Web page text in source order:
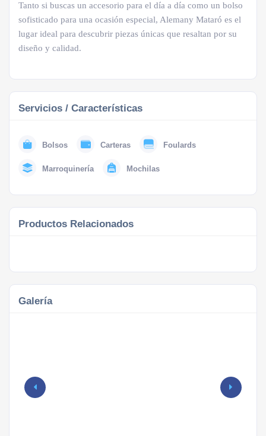
Tanto si buscas un accesorio para el día a día como un bolso
sofisticado para una ocasión especial, Alemany Mataró es el
lugar ideal para descubrir piezas únicas que resaltan por su
diseño y calidad.
Servicios / Características
Bolsos Carteras Foulards
Marroquinería Mochilas
Productos Relacionados
Galería